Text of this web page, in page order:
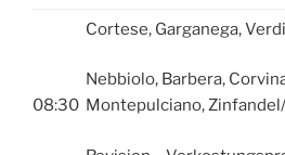
08:30
Cortese, Garganega,
Nebbiolo, Barbera,
Montepulciano,